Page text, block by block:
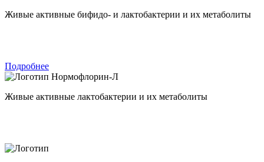
Живые активные бифидо- и лактобактерии и их метаболиты
Подробнее
Нормофлорин-Л
Живые активные лактобактерии и их метаболиты